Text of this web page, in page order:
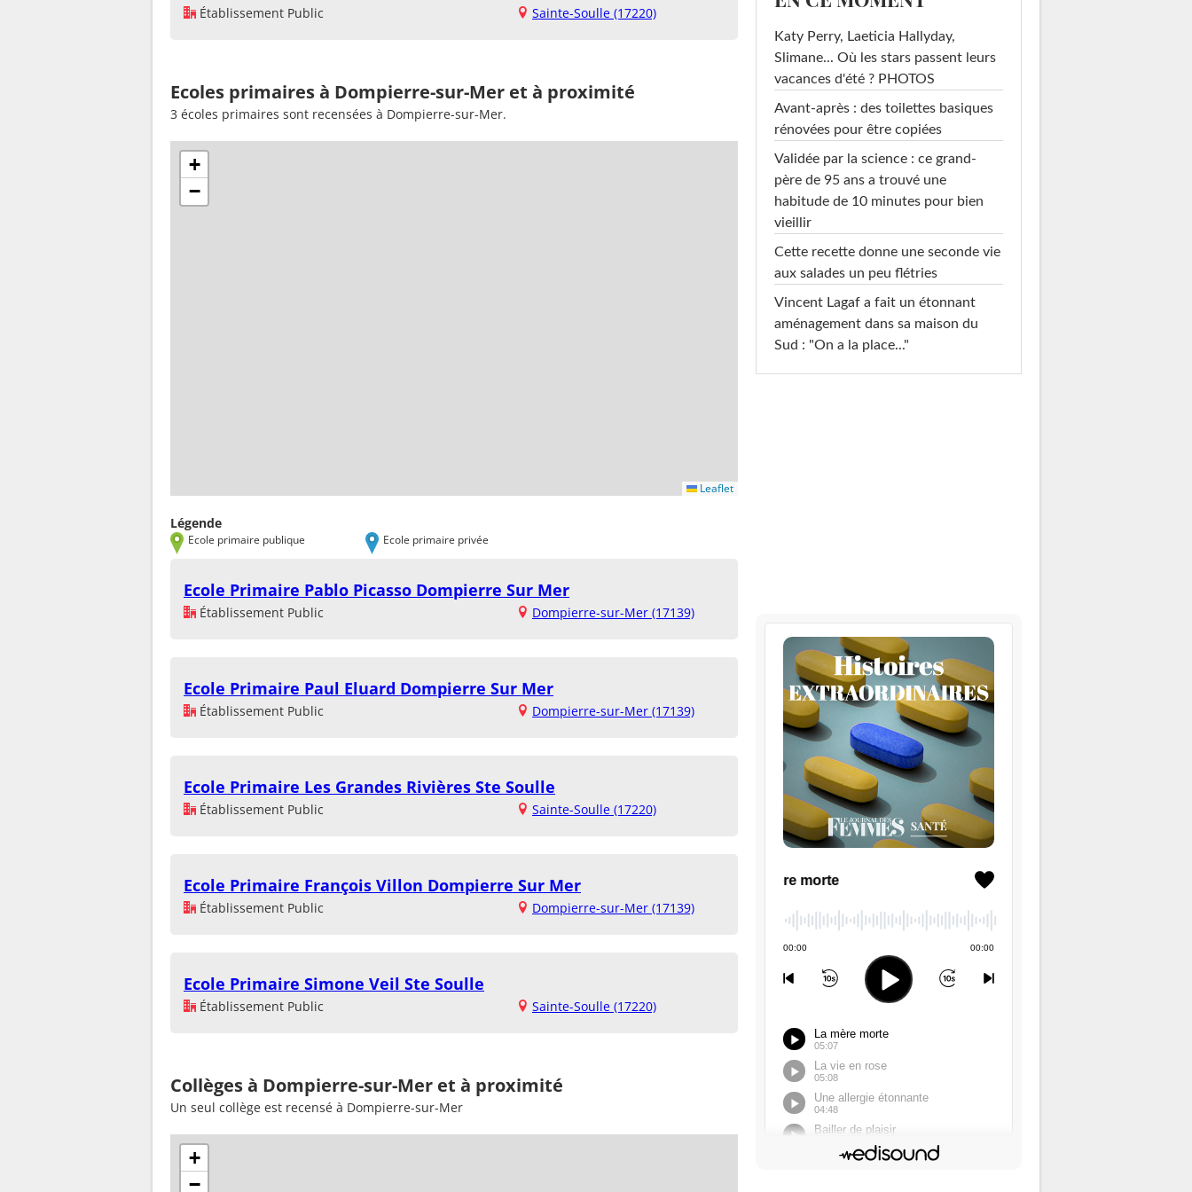
Établissement Public Sainte-Soulle (17220)
Ecoles primaires à Dompierre-sur-Mer et à proximité
3 écoles primaires sont recensées à Dompierre-sur-Mer.
+
−
Leaflet
Légende
Ecole primaire publique Ecole primaire privée
Ecole Primaire Pablo Picasso Dompierre Sur Mer
Établissement Public Dompierre-sur-Mer (17139)
Ecole Primaire Paul Eluard Dompierre Sur Mer
Établissement Public Dompierre-sur-Mer (17139)
Ecole Primaire Les Grandes Rivières Ste Soulle
Établissement Public Sainte-Soulle (17220)
Ecole Primaire François Villon Dompierre Sur Mer
Établissement Public Dompierre-sur-Mer (17139)
Ecole Primaire Simone Veil Ste Soulle
Établissement Public Sainte-Soulle (17220)
Collèges à Dompierre-sur-Mer et à proximité
Un seul collège est recensé à Dompierre-sur-Mer
+
−
Katy Perry, Laeticia Hallyday,
Slimane... Où les stars passent leurs
vacances d'été ? PHOTOS
Avant-après : des toilettes basiques
rénovées pour être copiées
Validée par la science : ce grand-
père de 95 ans a trouvé une
habitude de 10 minutes pour bien
vieillir
Cette recette donne une seconde vie
aux salades un peu flétries
Vincent Lagaf a fait un étonnant
aménagement dans sa maison du
Sud : "On a la place..."